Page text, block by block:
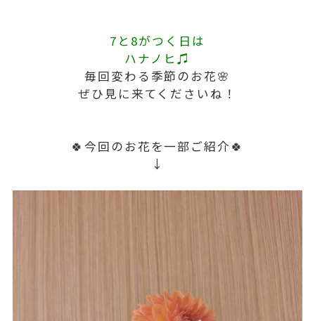
7と8がつく日は
ハナノヒ♫
毎回変わる季節のお花🌸
ぜひ見に来てくださいね！
🍀今回のお花を一部ご紹介🍀
↓